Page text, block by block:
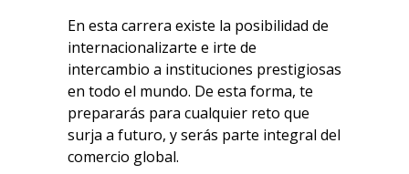
En esta carrera existe la posibilidad de
internacionalizarte e irte de
intercambio a instituciones prestigiosas
en todo el mundo. De esta forma, te
prepararás para cualquier reto que
surja a futuro, y serás parte integral del
comercio global.